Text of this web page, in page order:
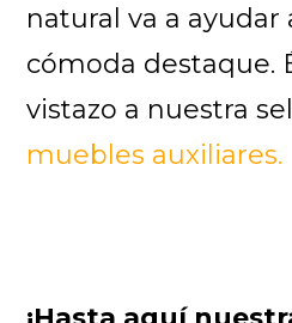
natural va a ayudar
cómoda destaque.
vistazo a nuestra
muebles auxiliares.